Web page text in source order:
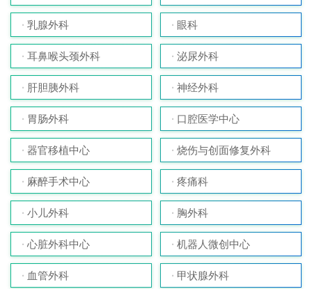
乳腺外科 眼科
耳鼻喉头颈外科 泌尿外科
肝胆胰外科 神经外科
胃肠外科 口腔医学中心
器官移植中心 烧伤与创面修复外科
麻醉手术中心 疼痛科
小儿外科 胸外科
心脏外科中心 机器人微创中心
血管外科 甲状腺外科